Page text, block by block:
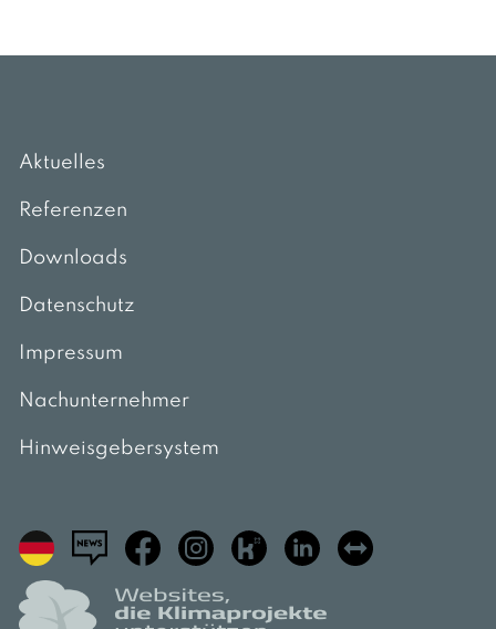
Aktuelles
Referenzen
Downloads
Datenschutz
Impressum
Nachunternehmer
Hinweisgebersystem